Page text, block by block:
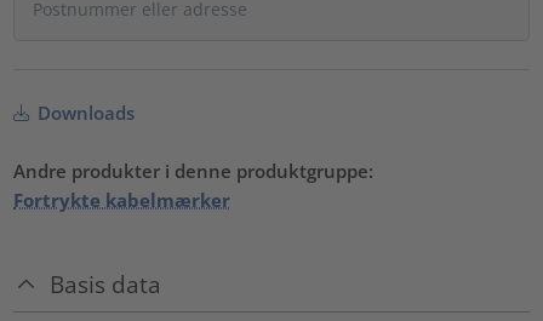
Downloads
Andre produkter i denne produktgruppe:
Fortrykte kabelmærker
Basis data